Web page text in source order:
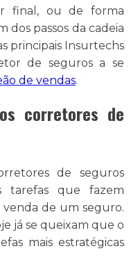
final, ou de forma
passos da cadeia
principais Insurtechs
de seguros a se
de vendas.
corretores de
de seguros
tarefas que fazem
de um seguro.
já se queixam que o
mais estratégicas